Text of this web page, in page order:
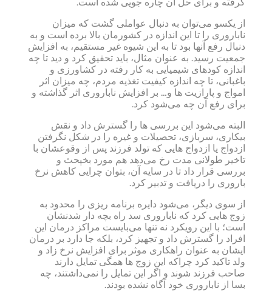
از یکسو می‌توان به دنبال عواملی گشت که میزان
ناباروری را تا این اندازه در کشورمان بالا برده است و به
دنبال رفع آنها بود تا به این شیوه غیر مستقیم، به افزایش
جمعیت رسید. به عنوان مثال، باید تحقیق کرد و دید تا چه
اندازه کودهای شیمیایی به کار رفته در کشاورزی و
باغبانی، تا چه اندازه کیفیت تغذیه مردم، چه میزان اثر
امواج و پارازیت ها و… بر افزایش ناباروری اثر گذاشته و
برای رفع آن چه می‌شود کرد.
البته می‌شود این بررسی ها را گسترش داد و نقش
بیکاری، سربازی، تحصیلات و غیره را در شکل نگرفتن
ازدواج یا ازدواج هایی که تولد فرزند پس از وقوعشان با
تاخیر طولانی مدت رخ می‌دهد هم مورد بخپحث و
بررسی قرار داد تا در سایه آن، بتوان چرایی کاهش نرخ
باروری را دریافت و تدبیر کرد.
از سوی دیگر، می‌شود دایره برنامه ریزی را محدود به
زوج هایی کرد که ناباروری سد راه بچه دار شدنشان
است؛ با این رویکرد نه تنها می‌بایست مراکز درمان این
افراد را گسترش داد و تجهیز کرد، بلکه جا دارد بر درمان
ایشان به عنوان راهکاری موثر برای افزایش نرخ زاد و
ولد تاکید کرد چراکه این زوج ها همگی تمایل دارند
صاحب فرزند شوند و اگر این تمایل را نمی‌داشتند، چه
بسا از ناباروری خود آگاه نشده بودند.